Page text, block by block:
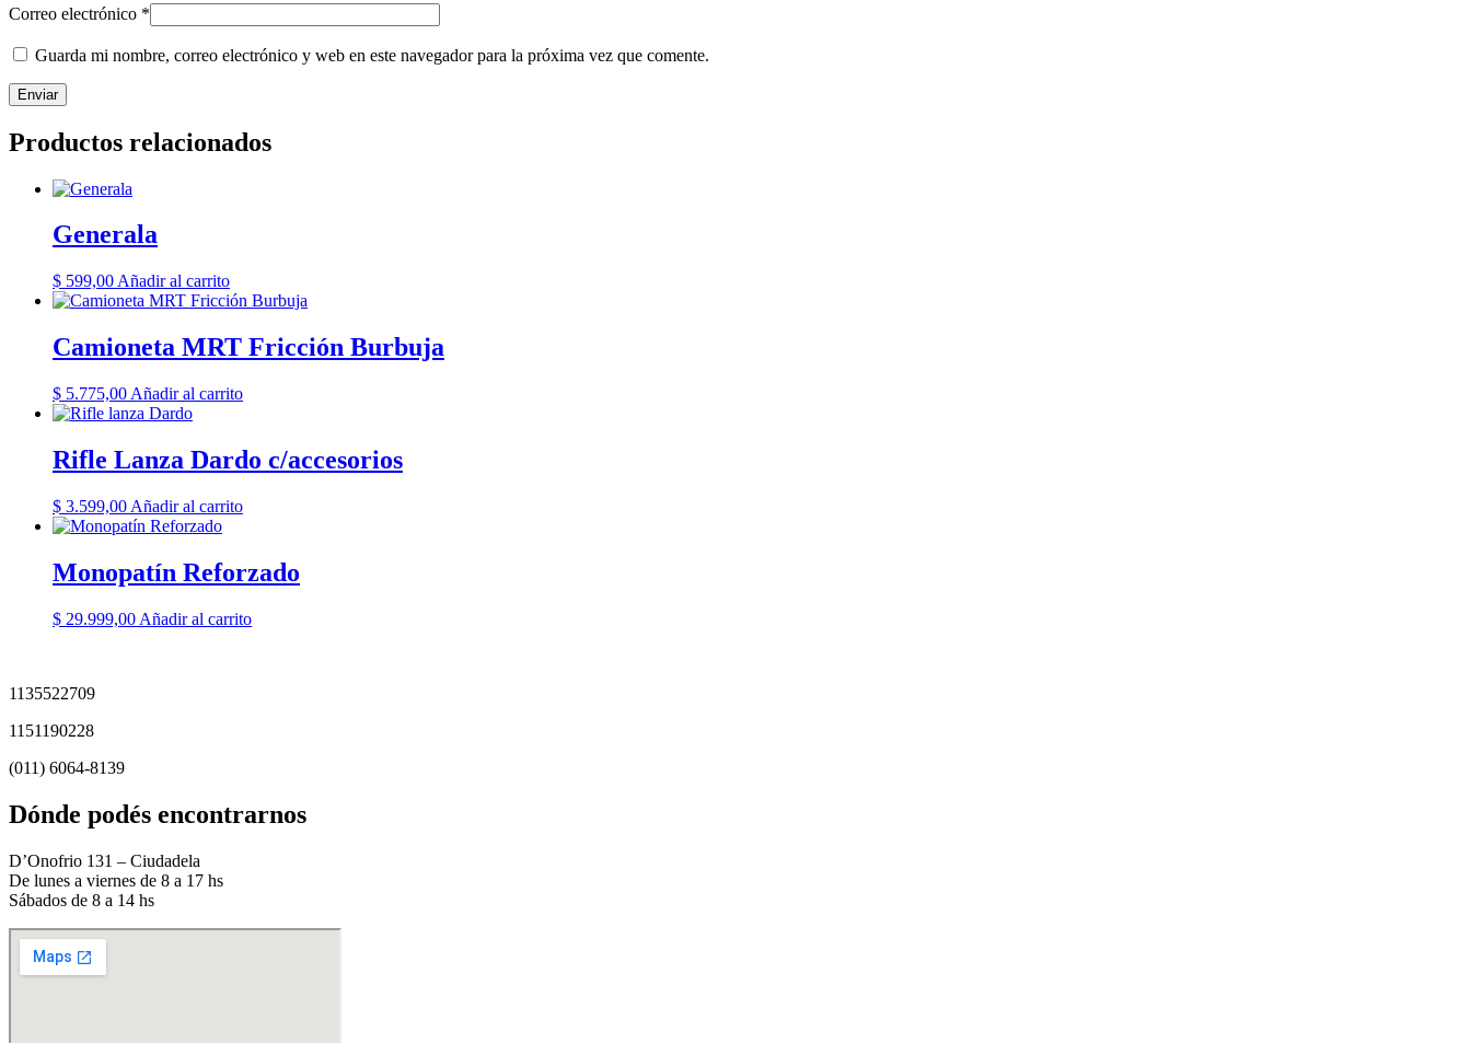
Correo electrónico *
Guarda mi nombre, correo electrónico y web en este navegador para la próxima vez que comente.
Productos relacionados
Generala
$ 599,00 Añadir al carrito
Camioneta MRT Fricción Burbuja
$ 5.775,00 Añadir al carrito
Rifle Lanza Dardo c/accesorios
$ 3.599,00 Añadir al carrito
Monopatín Reforzado
$ 29.999,00 Añadir al carrito
1135522709
1151190228
(011) 6064-8139
Dónde podés encontrarnos
D’Onofrio 131 – Ciudadela
De lunes a viernes de 8 a 17 hs
Sábados de 8 a 14 hs